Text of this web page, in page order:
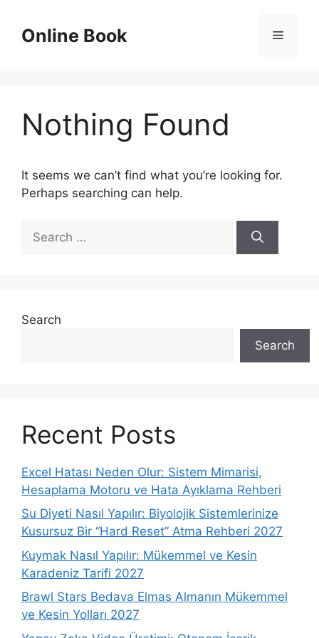
contentOnline Book Menu
Nothing Found
It seems we can’t find what you’re looking for.
Perhaps searching can help.
for:
Search
Search
Recent Posts
Excel Hatası Neden Olur: Sistem Mimarisi,
Hesaplama Motoru ve Hata Ayıklama Rehberi
Su Diyeti Nasıl Yapılır: Biyolojik Sistemlerinize
Kusursuz Bir “Hard Reset” Atma Rehberi 2027
Kuymak Nasıl Yapılır: Mükemmel ve Kesin
Karadeniz Tarifi 2027
Brawl Stars Bedava Elmas Almanın Mükemmel
ve Kesin Yolları 2027